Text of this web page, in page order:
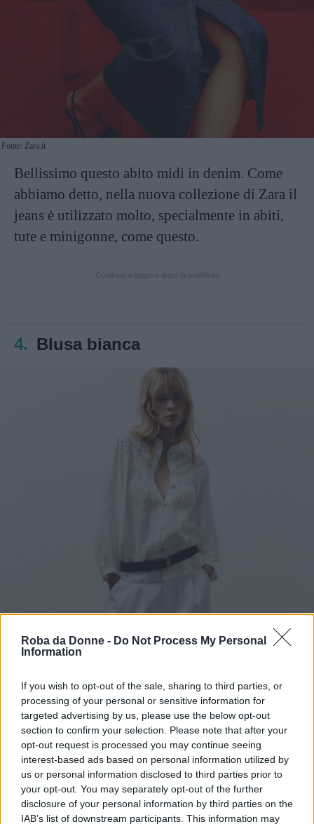
Roba da Donne - Do Not Process My Personal
Information
If you wish to opt-out of the sale, sharing to third parties, or
processing of your personal or sensitive information for
targeted advertising by us, please use the below opt-out
section to confirm your selection. Please note that after your
opt-out request is processed you may continue seeing
interest-based ads based on personal information utilized by
us or personal information disclosed to third parties prior to
your opt-out. You may separately opt-out of the further
disclosure of your personal information by third parties on the
IAB’s list of downstream participants. This information may
Fonte: Zara.it
Bellissimo questo abito midi in denim. Come
abbiamo detto, nella nuova collezione di Zara il
jeans è utilizzato molto, specialmente in abiti,
tute e minigonne, come questo.
4. Blusa bianca